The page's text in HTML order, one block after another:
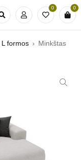
0 0
formos › Minkštas